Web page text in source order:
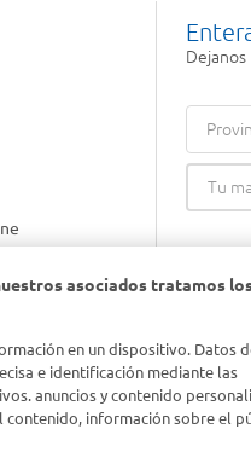
asociados tratamos
en un dispositivo. Datos
e identificación mediante las
anuncios y contenido
contenido, información sobre el